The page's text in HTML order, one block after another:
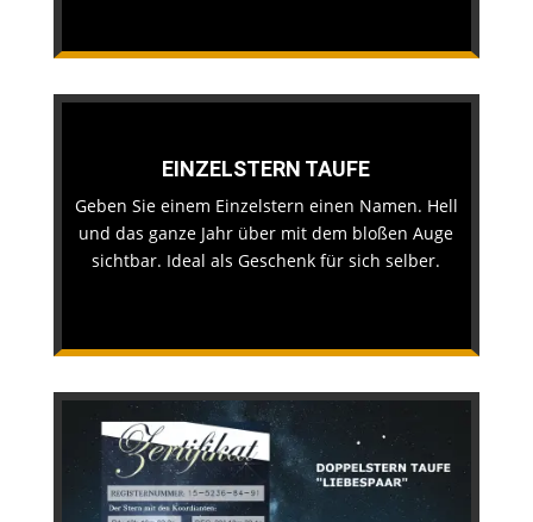
EINZELSTERN TAUFE
Geben Sie einem Einzelstern einen Namen. Hell
und das ganze Jahr über mit dem bloßen Auge
sichtbar. Ideal als Geschenk für sich selber.